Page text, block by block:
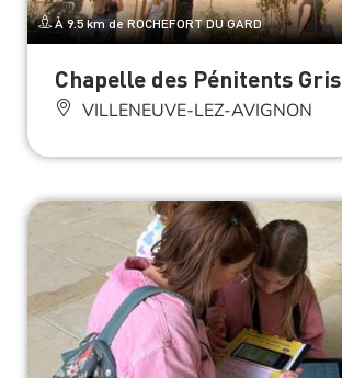
À 9.5 km de ROCHEFORT DU GARD
Chapelle des Pénitents Gris
VILLENEUVE-LEZ-AVIGNON